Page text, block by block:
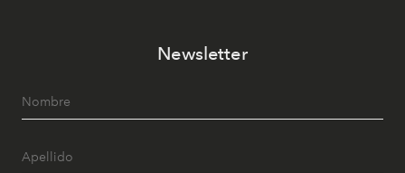
Newsletter